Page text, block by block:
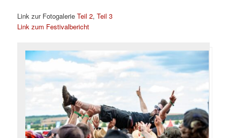
Link zur FotogalerieTeil 2,Teil 3
Link zum Festivalbericht